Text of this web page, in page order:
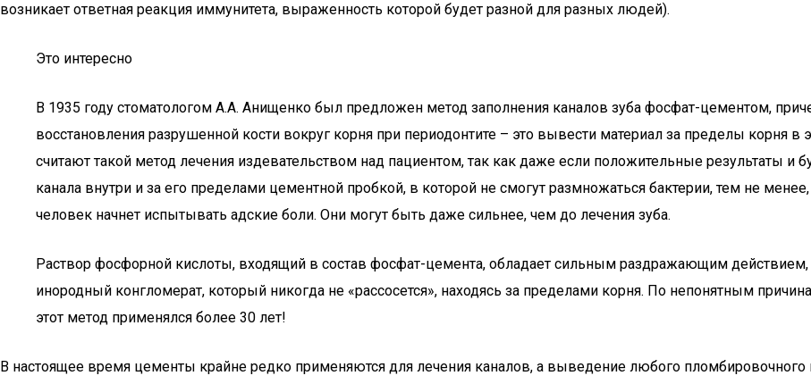
возникает ответная реакция иммунитета, выраженность которой будет разной для разных людей).
Это интересно
В 1935 году стоматологом А.А. Анищенко был предложен метод заполнения каналов зуба фосфат-цементом,
восстановления разрушенной кости вокруг корня при периодонтите – это вывести материал за пределы корня в
считают такой метод лечения издевательством над пациентом, так как даже если положительные результаты и
канала внутри и за его пределами цементной пробкой, в которой не смогут размножаться бактерии, тем не
человек начнет испытывать адские боли. Они могут быть даже сильнее, чем до лечения зуба.
Раствор фосфорной кислоты, входящий в состав фосфат-цемента, обладает сильным раздражающим
инородный конгломерат, который никогда не «рассосется», находясь за пределами корня. По непонятным
этот метод применялся более 30 лет!
В настоящее время цементы крайне редко применяются для лечения каналов, а выведение любого пломбировочного